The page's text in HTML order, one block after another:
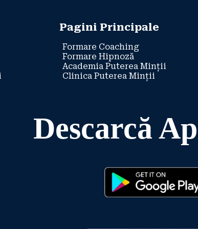
Pagini Principale
Formare Coaching
Formare Hipnoză
Academia Puterea Minții
Clinica Puterea Minții
Descarcă